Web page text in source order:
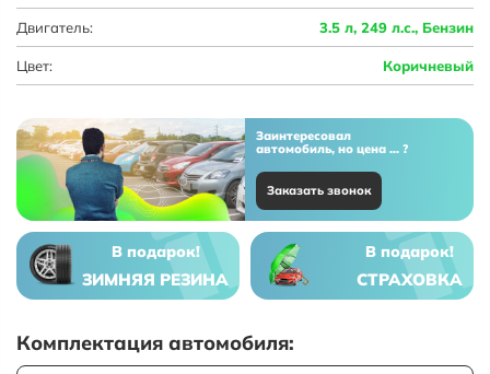
Двигатель: 3.5 л, 249 л.с., Бензин
Цвет: Коричневый
Заинтересовал
автомобиль, но цена ... ?
Заказать звонок
В подарок!
ЗИМНЯЯ РЕЗИНА
В подарок!
СТРАХОВКА
Комплектация автомобиля: